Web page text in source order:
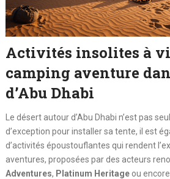
Activités insolites à
camping aventure
d’Abu Dhabi
Le désert autour d’Abu Dhabi n’est pas
d’exception pour installer sa tente, il est
d’activités époustouflantes qui rendent
aventures, proposées par des acteurs
Adventures, Platinum Heritageou encore